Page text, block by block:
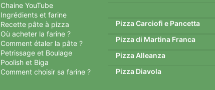
Chaine YouTube
Ingrédients et farine
Recette pâte à pizza
Où acheter la farine ?
Comment étaler la pâte ?
Petrissage et Boulage
Poolish et Biga
Comment choisir sa farine ?
Pizza Carciofi e Pancetta
Pizza di Martina Franca
Pizza Alleanza
Pizza Diavola